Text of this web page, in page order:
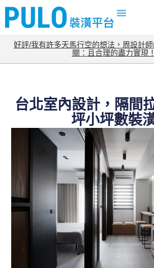
好評/我有許多天馬行空的想法，周設計
關：且合理的盡力實現！
台北室內設計，隔間
坪小坪數裝